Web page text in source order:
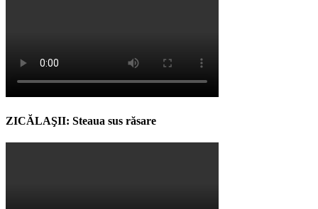
ZICĂLAŞII: Steaua sus răsare